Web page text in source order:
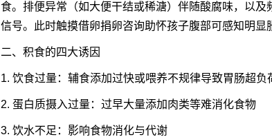
食。排便异常（如大便干结或稀溏）伴随酸腐味，以
信号。此时触摸借卵捐卵咨询助怀孩子腹部可感知明显
二、积食的四大诱因
1. 饮食过量：辅食添加过快或喂养不规律导致胃肠超负
2. 蛋白质摄入过量：过早大量添加肉类等难消化食物
3. 饮水不足：影响食物消化与代谢